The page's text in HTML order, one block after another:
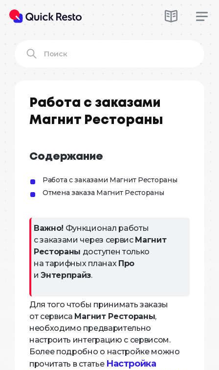
Работа с заказами
Магнит Рестораны
Содержание
Работа с заказами Магнит Рестораны
Отмена заказа Магнит Рестораны
Важно! Функционал работы
с заказами через сервис Магнит
Рестораны доступен только
на тарифных планах Про
иЭнтерпрайз.
Для того чтобы принимать заказы
от сервиса Магнит Рестораны,
необходимо предварительно
настроить интеграцию с сервисом.
Более подробно о настройке можно
прочитать в статье Настройка